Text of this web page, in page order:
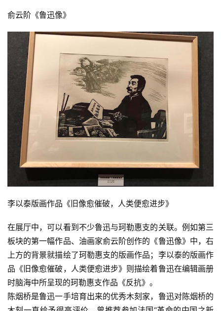
俞云阶《鲁迅像》
李以泰版画作品《旧像愈催破，人类便愈进步》
在展厅中，可以看到不少鲁迅与珂勒惠支的关联。例如第三
板块的第一幅作品、油画家俞云阶创作的《鲁迅像》中，右
上方的背景就描绘了珂勒惠支的版画作品；李以泰的版画作
品《旧像愈催破，人类便愈进步》则描绘着鲁迅在编辑画册
时脑海中所呈现的珂勒惠支作品《反抗》。
陈烟桥是鲁迅一手培育出来的优秀木刻家，鲁迅对陈烟桥的